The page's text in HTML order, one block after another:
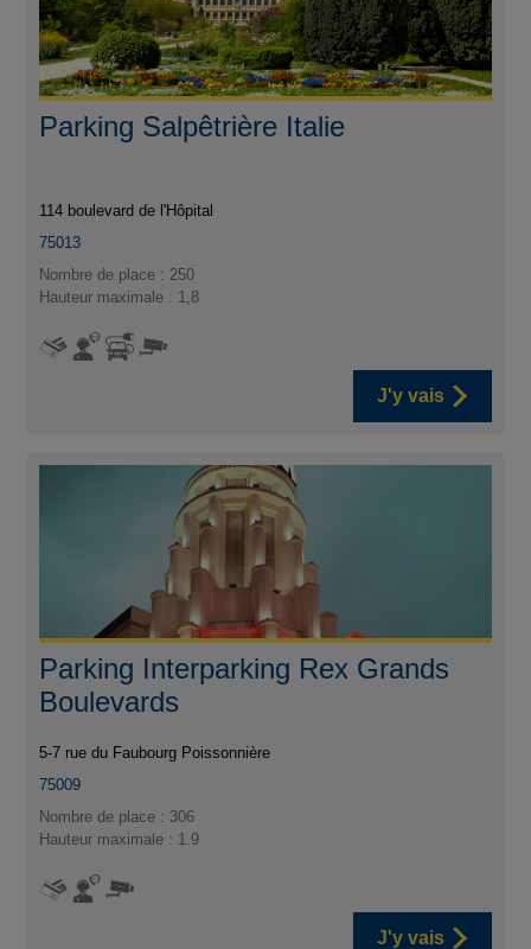
Parking Salpêtrière Italie
114 boulevard de l'Hôpital
75013
Nombre de place : 250
Hauteur maximale : 1,8
J'y vais
Parking Interparking Rex Grands
Boulevards
5-7 rue du Faubourg Poissonnière
75009
Nombre de place : 306
Hauteur maximale : 1.9
J'y vais